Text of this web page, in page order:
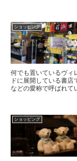
ショッピング
何でも置いているヴィ
ドに展開している書店
などの愛称で呼ばれています。 ヴィレヴァンを利
ショッピング